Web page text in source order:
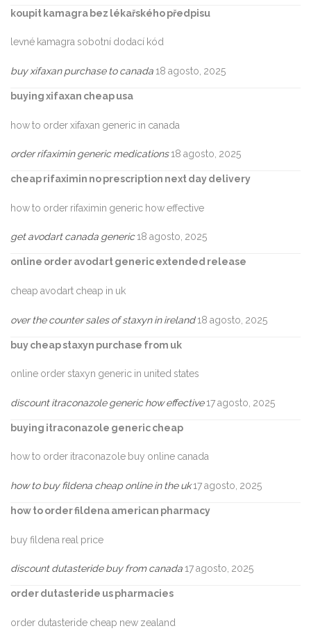
koupit kamagra bez lékařského předpisu
levné kamagra sobotní dodací kód
buy xifaxan purchase to canada18 agosto, 2025
buying xifaxan cheap usa
how to order xifaxan generic in canada
order rifaximin generic medications18 agosto, 2025
cheap rifaximin no prescription next day delivery
how to order rifaximin generic how effective
get avodart canada generic18 agosto, 2025
online order avodart generic extended release
cheap avodart cheap in uk
over the counter sales of staxyn in ireland18 agosto, 2025
buy cheap staxyn purchase from uk
online order staxyn generic in united states
discount itraconazole generic how effective17 agosto, 2025
buying itraconazole generic cheap
how to order itraconazole buy online canada
how to buy fildena cheap online in the uk17 agosto, 2025
how to order fildena american pharmacy
buy fildena real price
discount dutasteride buy from canada17 agosto, 2025
order dutasteride us pharmacies
order dutasteride cheap new zealand